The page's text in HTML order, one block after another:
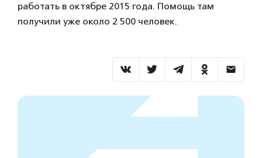
работать в октябре 2015 года. Помощь там
получили уже около 2 500 человек.